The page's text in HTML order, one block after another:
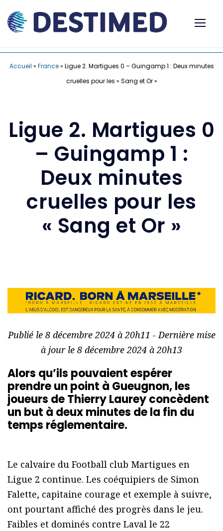
Accueil » France» Ligue 2. Martigues 0 – Guingamp 1 : Deux minutes
cruelles pour les « Sang et Or »
Ligue 2. Martigues 0
– Guingamp 1 :
Deux minutes
cruelles pour les
« Sang et Or »
Publié le 8 décembre 2024 à 20h11 - Dernière mise
à jour le 8 décembre 2024 à 20h13
Alors qu’ils pouvaient espérer
prendre un point à Gueugnon, les
joueurs de Thierry Laurey concèdent
un but à deux minutes de la fin du
temps réglementaire.
Le calvaire du Football club Martigues en
Ligue 2 continue. Les coéquipiers de Simon
Falette, capitaine courage et exemple à suivre,
ont pourtant affiché des progrès dans le jeu.
Faibles et dominés contre Laval le 22